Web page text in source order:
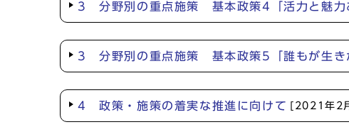
3 分野別の重点施策 基本政策4「活力と魅力
3 分野別の重点施策 基本政策5「誰もが生き
4 政策・施策の着実な推進に向けて [2021年2